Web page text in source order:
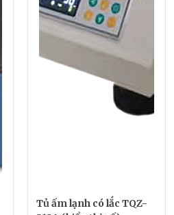
Tủ ấm lạnh có lắc TQZ-